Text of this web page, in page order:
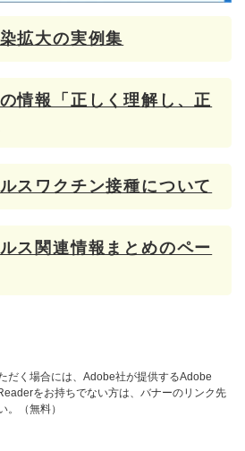
拡大の実例集
情報「正しく理解し、正
スワクチン接種について
ス関連情報まとめのペー
だく場合には、Adobe社が提供するAdobe
をお持ちでない方は、バナーのリンク先
。（無料）